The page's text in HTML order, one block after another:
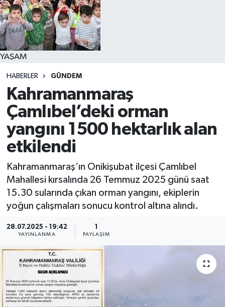
YAŞAM
HABERLER GÜNDEM
Kahramanmaraş
Çamlıbel’deki orman
yangını 1500 hektarlık alan
etkilendi
Kahramanmaraş’ın Onikişubat ilçesi Çamlıbel
Mahallesi kırsalında 26 Temmuz 2025 günü saat
15.30 sularında çıkan orman yangını, ekiplerin
yoğun çalışmaları sonucu kontrol altına alındı.
28.07.2025 - 19:42
YAYINLANMA PAYLAŞIM
YAŞAM